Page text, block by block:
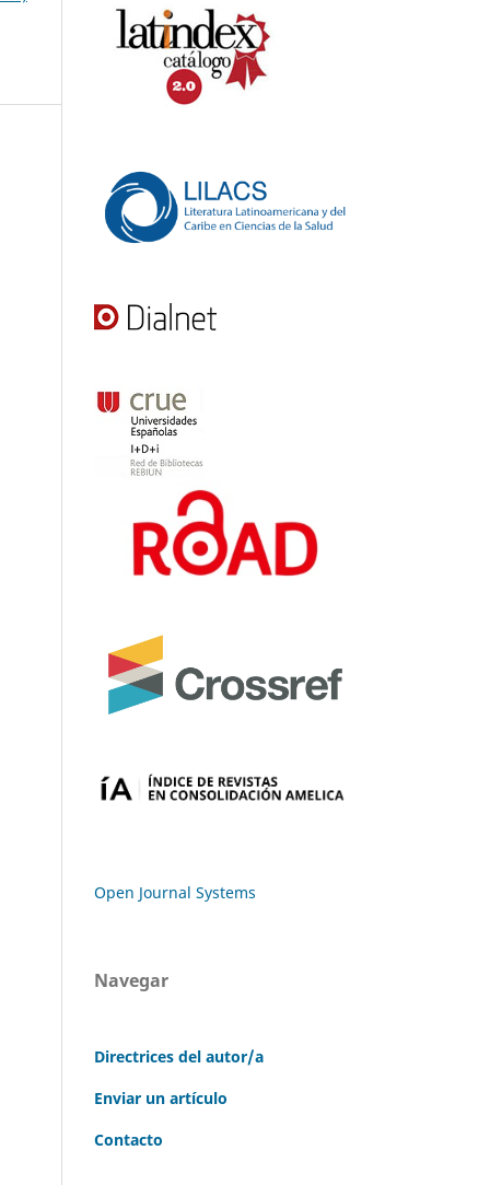
Open Journal Systems
Navegar
Directrices del autor/a
Enviar un artículo
Contacto